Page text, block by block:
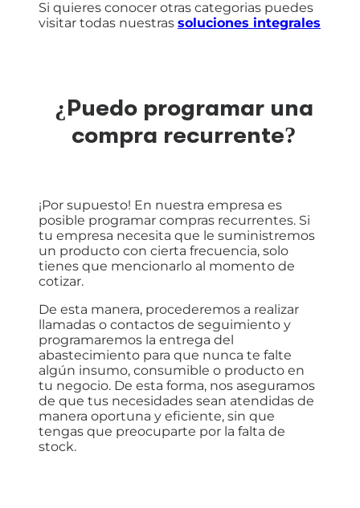
Si quieres conocer otras categorias puedes
visitar todas nuestras soluciones integrales
¿Puedo programar una
compra recurrente?
¡Por supuesto! En nuestra empresa es
posible programar compras recurrentes. Si
tu empresa necesita que le suministremos
un producto con cierta frecuencia, solo
tienes que mencionarlo al momento de
cotizar.
De esta manera, procederemos a realizar
llamadas o contactos de seguimiento y
programaremos la entrega del
abastecimiento para que nunca te falte
algún insumo, consumible o producto en
tu negocio. De esta forma, nos aseguramos
de que tus necesidades sean atendidas de
manera oportuna y eficiente, sin que
tengas que preocuparte por la falta de
stock.